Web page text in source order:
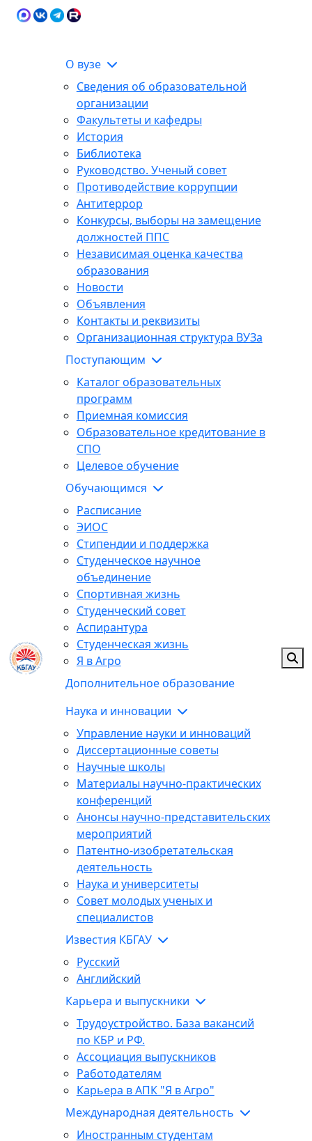
О вузе
Сведения об образовательной
организации
Факультеты и кафедры
История
Библиотека
Руководство. Ученый совет
Противодействие коррупции
Антитеррор
Конкурсы, выборы на замещение
должностей ППС
Независимая оценка качества
образования
Новости
Объявления
Контакты и реквизиты
Организационная структура ВУЗа
Поступающим
Каталог образовательных
программ
Приемная комиссия
Образовательное кредитование в
СПО
Целевое обучение
Обучающимся
Расписание
ЭИОС
Стипендии и поддержка
Студенческое научное
объединение
Спортивная жизнь
Студенческий совет
Аспирантура
Студенческая жизнь
Я в Агро
Дополнительное образование
Наука и инновации
Управление науки и инноваций
Диссертационные советы
Научные школы
Материалы научно-практических
конференций
Анонсы научно-представительских
мероприятий
Патентно-изобретательская
деятельность
Наука и университеты
Совет молодых ученых и
специалистов
Известия КБГАУ
Русский
Английский
Карьера и выпускники
Трудоустройство. База вакансий
по КБР и РФ.
Ассоциация выпускников
Работодателям
Карьера в АПК "Я в Агро"
Международная деятельность
Иностранным студентам